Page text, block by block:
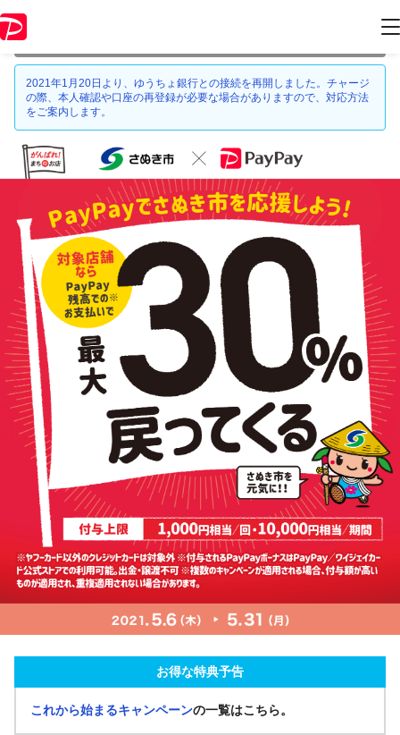
情報はキャンペーン終了時点のものになります。
2021年1月20日より、ゆうちょ銀行との接続を再開しました。チャージ
の際、本人確認や口座の再登録が必要な場合がありますので、対応方法
をご案内します。
お得な特典予告
これから始まるキャンペーンの一覧はこちら。